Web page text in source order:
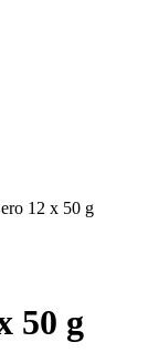
12 x 50 g
50 g